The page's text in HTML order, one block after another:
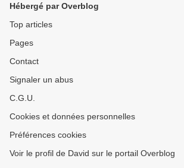
Hébergé par Overblog
Top articles
Pages
Contact
Signaler un abus
C.G.U.
Cookies et données personnelles
Préférences cookies
Voir le profil de David sur le portail Overblog